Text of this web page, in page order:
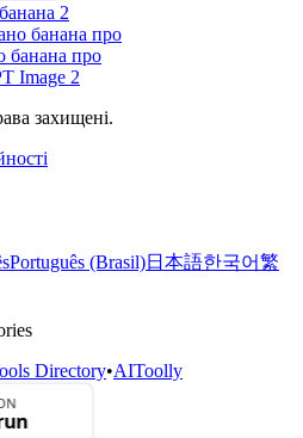
2
банана про
банана про
Image 2
захищені.
Português (Brasil)日本語한국어繁
Directory•AIToolly